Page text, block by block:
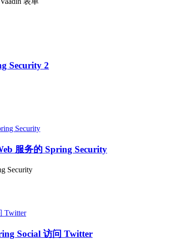
Security 2
服务的 Spring Security
Security
Social 访问 Twitter